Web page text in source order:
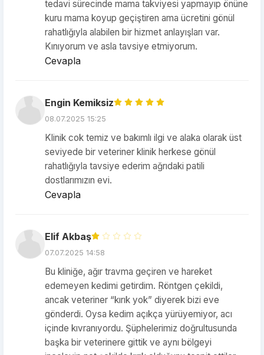
tedavi sürecinde mama takviyesi yapmayıp önüne
kuru mama koyup geçiştiren ama ücretini gönül
rahatlığıyla alabilen bir hizmet anlayışları var.
Kınıyorum ve asla tavsiye etmiyorum.
Cevapla
Engin Kemiksiz
08.07.2025 15:25
Klinik cok temiz ve bakımlı ilgi ve alaka olarak üst
seviyede bir veteriner klinik herkese gönül
rahatlığıyla tavsiye ederim ağrıdaki patili
dostlarımızın evi.
Cevapla
Elif Akbaş
07.07.2025 14:58
Bu kliniğe, ağır travma geçiren ve hareket
edemeyen kedimi getirdim. Röntgen çekildi,
ancak veteriner “kırık yok” diyerek bizi eve
gönderdi. Oysa kedim açıkça yürüyemiyor, acı
içinde kıvranıyordu. Şüphelerimiz doğrultusunda
başka bir veterinere gittik ve aynı bölgeyi